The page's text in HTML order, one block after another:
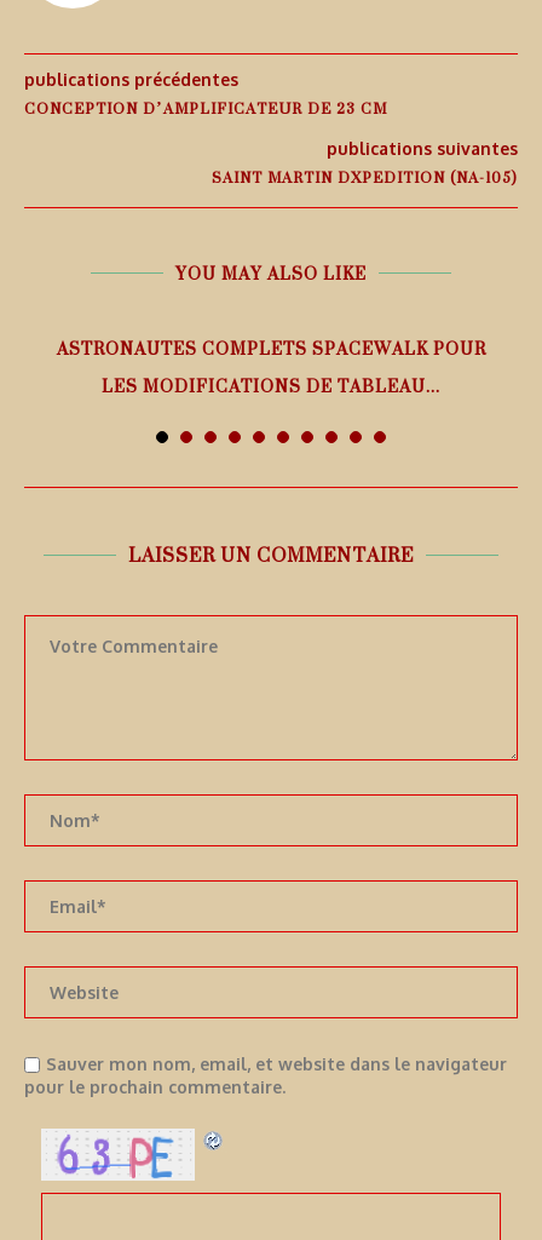
publications précédentes
CONCEPTION D’AMPLIFICATEUR DE 23 CM
publications suivantes
SAINT MARTIN DXPEDITION (NA-105)
YOU MAY ALSO LIKE
ASTRONAUTES COMPLETS SPACEWALK POUR
LES MODIFICATIONS DE TABLEAU...
LAISSER UN COMMENTAIRE
Sauver mon nom, email, et website dans le navigateur
pour le prochain commentaire.